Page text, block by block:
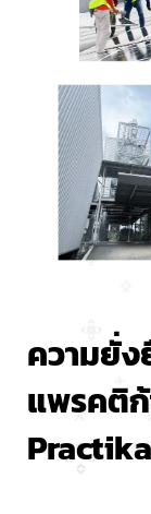
ความยั่
แพรคติ